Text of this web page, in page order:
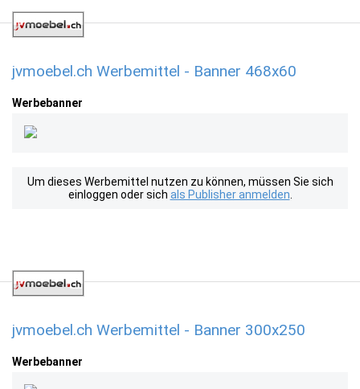
jvmoebel.ch Werbemittel - Banner 468x60
Werbebanner
Um dieses Werbemittel nutzen zu können, müssen Sie sich
einloggen oder sich als Publisher anmelden
jvmoebel.ch Werbemittel - Banner 300x250
Werbebanner